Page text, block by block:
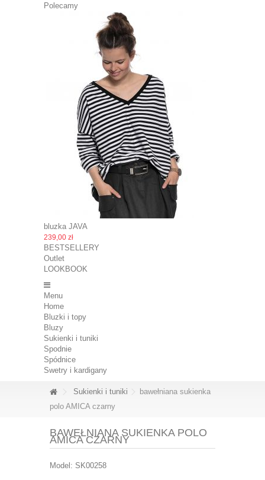
Polecamy
bluzka JAVA
239,00 zł
BESTSELLERY
Outlet
LOOKBOOK
Menu
Home
Bluzki i topy
Bluzy
Sukienki i tuniki
Spodnie
Spódnice
Swetry i kardigany
Sukienki i tuniki
bawełniana sukienka
polo AMICA czarny
BAWEŁNIANA SUKIENKA POLO
AMICA CZARNY
Model: SK00258